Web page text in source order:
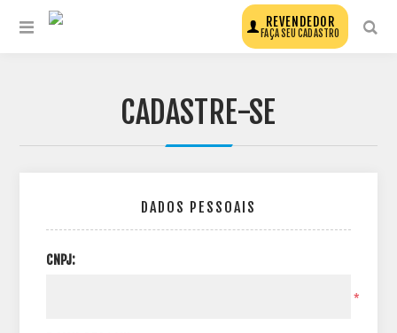
REVENDEDOR
FAÇA SEU CADASTRO
CADASTRE-SE
DADOS PESSOAIS
CNPJ:
*